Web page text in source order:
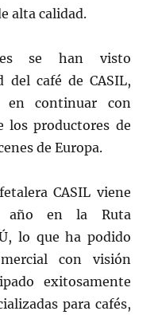
alta calidad.
se han visto
del café de CASIL,
en continuar con
los productores de
de Europa.
CASIL viene
año en la Ruta
lo que ha podido
con visión
exitosamente
para cafés,